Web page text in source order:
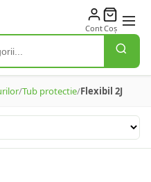
ContCoș
/Tub protectie/Flexibil 2J